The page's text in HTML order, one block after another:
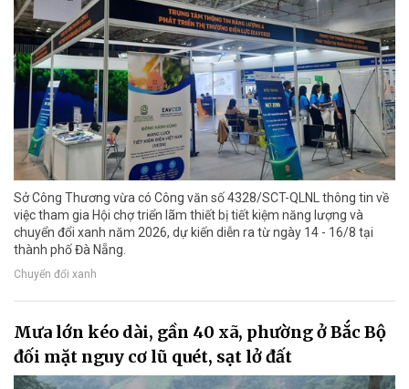
Sở Công Thương vừa có Công văn số 4328/SCT-QLNL thông tin về
việc tham gia Hội chợ triển lãm thiết bị tiết kiệm năng lượng và
chuyển đổi xanh năm 2026, dự kiến diễn ra từ ngày 14 - 16/8 tại
thành phố Đà Nẵng.
Chuyển đổi xanh
Mưa lớn kéo dài, gần 40 xã, phường ở Bắc Bộ
đối mặt nguy cơ lũ quét, sạt lở đất